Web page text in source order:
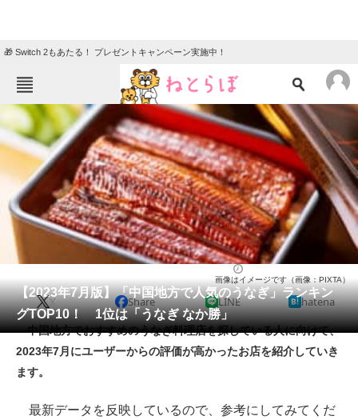
🎁 Switch 2もあたる！ プレゼントキャンペーン実施中！
ねとらぼメニュー
TOP ニュース
エンタメ クイズ
グルメ 地域
住まい 教育・育児
動物 リサーチ
会員記事
メディア
注目記事を集めた総合ページ
【2023年7月版】「中国地方で人気のうなぎ」ランキン
グTOP10！ 1位は「うなぎ なか勝」
画像はイメージです（画像：PIXTA）
X Share LINE hatena
中国地方でおすすめのうなぎ料理店を探している人に向けて、
2023年7月にユーザーからの評価が高かったお店を紹介していき
ます。
最新データを反映しているので、参考にしてみてくだ